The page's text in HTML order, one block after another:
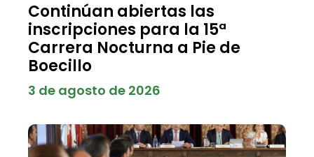
Continúan abiertas las
inscripciones para la 15ª
Carrera Nocturna a Pie de
Boecillo
3 de agosto de 2026